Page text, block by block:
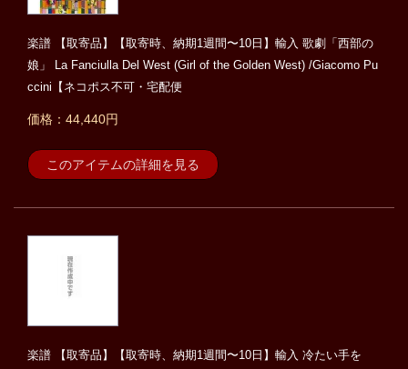
楽譜 【取寄品】【取寄時、納期1週間〜10日】輸入 歌劇「西部の
娘」 La Fanciulla Del West (Girl of the Golden West) /Giacomo Pu
ccini【ネコポス不可・宅配便
価格：44,440円
このアイテムの詳細を見る
楽譜 【取寄品】【取寄時、納期1週間〜10日】輸入 冷たい手を